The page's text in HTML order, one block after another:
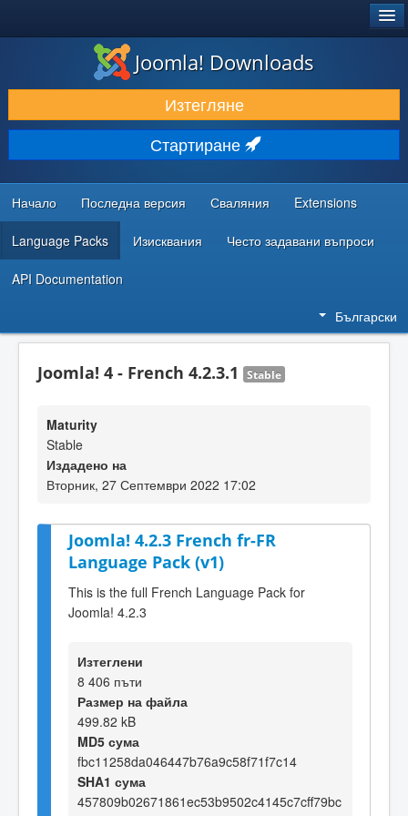
ИЗТЕГЛЯНЕ & РАЗШИРЯВАНЕ
ОТКРИВАЙТЕ & УЧЕТЕ
ОБЩНОСТ & ПОДДРЪЖКА
РЕСУРСИ ЗА РАЗРАБОТКА
Joomla! Downloads
Изтегляне
Стартиране
Начало Последна версия Сваляния Extensions
Language Packs Изисквания Често задавани въпроси
API Documentation
Български
Joomla! 4 - French 4.2.3.1 Stable
Maturity
Stable
Издадено на
Вторник, 27 Септември 2022 17:02
Joomla! 4.2.3 French fr-FR
Language Pack (v1)
This is the full French Language Pack for
Joomla! 4.2.3
Изтеглени
8 406 пъти
Размер на файла
499.82 kB
MD5 сума
fbc11258da046447b76a9c58f71f7c14
SHA1 сума
457809b02671861ec53b9502c4145c7cff79bc